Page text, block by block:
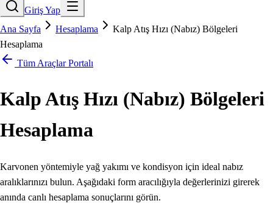
Giriş Yap
Ana Sayfa
Hesaplama
Kalp Atış Hızı (Nabız) Bölgeleri
Hesaplama
Tüm Araçlar Portalı
Kalp Atış Hızı (Nabız) Bölgeleri
Hesaplama
Karvonen yöntemiyle yağ yakımı ve kondisyon için ideal nabız
aralıklarınızı bulun. Aşağıdaki form aracılığıyla değerlerinizi girerek
anında canlı hesaplama sonuçlarını görün.